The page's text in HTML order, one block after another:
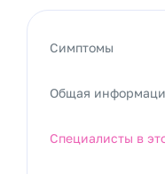
Симптомы
Общая
Специалисты в